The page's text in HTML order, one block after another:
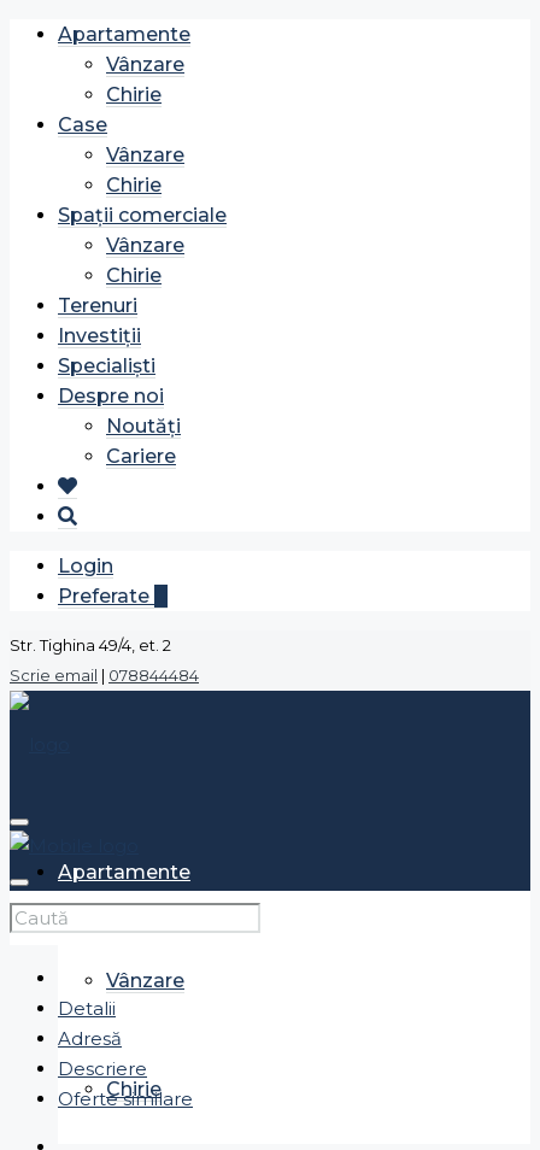
Apartamente
Vânzare
Chirie
Case
Vânzare
Chirie
Spații comerciale
Vânzare
Chirie
Terenuri
Investiții
Specialiști
Despre noi
Noutăți
Cariere
Login
Preferate
Str. Tighina 49/4, et. 2
Scrie email | 078844484
Apartamente
Vânzare
Chirie
Detalii
Adresă
Descriere
Oferte similare